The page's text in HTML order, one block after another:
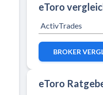
eToro
BROKER
eToro